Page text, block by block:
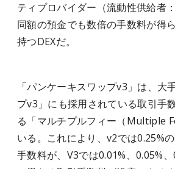
ティプロバイダー（流動性供給者
同額の預金でも数倍の手数料が得
持つDEXだ。
「パンケーキスワップv3」は、大
プv3」にも採用されている取引手
る「マルチプルフィー（Multiple
いる。これにより、v2では0.25%
手数料が、V3では0.01%、0.05%